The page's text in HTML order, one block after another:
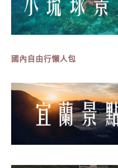
國內自由行懶人包